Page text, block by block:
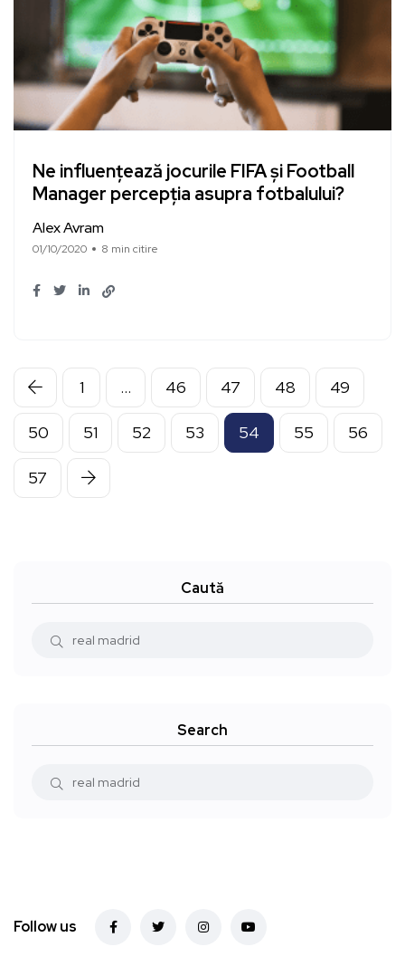
Ne influențează jocurile FIFA și Football
Manager percepția asupra fotbalului?
Alex Avram
01/10/2020 8 min citire
1 … 46 47 48 49
50 51 52 53 54 55 56
57
Caută
Search
Follow us